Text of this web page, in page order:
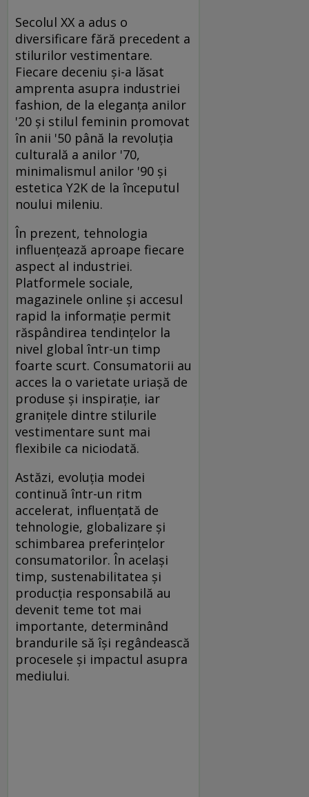
Secolul XX a adus o
diversificare fără precedent a
stilurilor vestimentare.
Fiecare deceniu și-a lăsat
amprenta asupra industriei
fashion, de la eleganța anilor
'20 și stilul feminin promovat
în anii '50 până la revoluția
culturală a anilor '70,
minimalismul anilor '90 și
estetica Y2K de la începutul
noului mileniu.
În prezent, tehnologia
influențează aproape fiecare
aspect al industriei.
Platformele sociale,
magazinele online și accesul
rapid la informație permit
răspândirea tendințelor la
nivel global într-un timp
foarte scurt. Consumatorii au
acces la o varietate uriașă de
produse și inspirație, iar
granițele dintre stilurile
vestimentare sunt mai
flexibile ca niciodată.
Astăzi, evoluția modei
continuă într-un ritm
accelerat, influențată de
tehnologie, globalizare și
schimbarea preferințelor
consumatorilor. În același
timp, sustenabilitatea și
producția responsabilă au
devenit teme tot mai
importante, determinând
brandurile să își regândească
procesele și impactul asupra
mediului.